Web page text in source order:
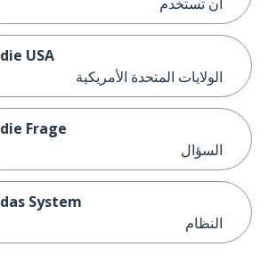
die USA
الولايات المتحدة الأمريكية
die Frage
السؤال
das System
النظام